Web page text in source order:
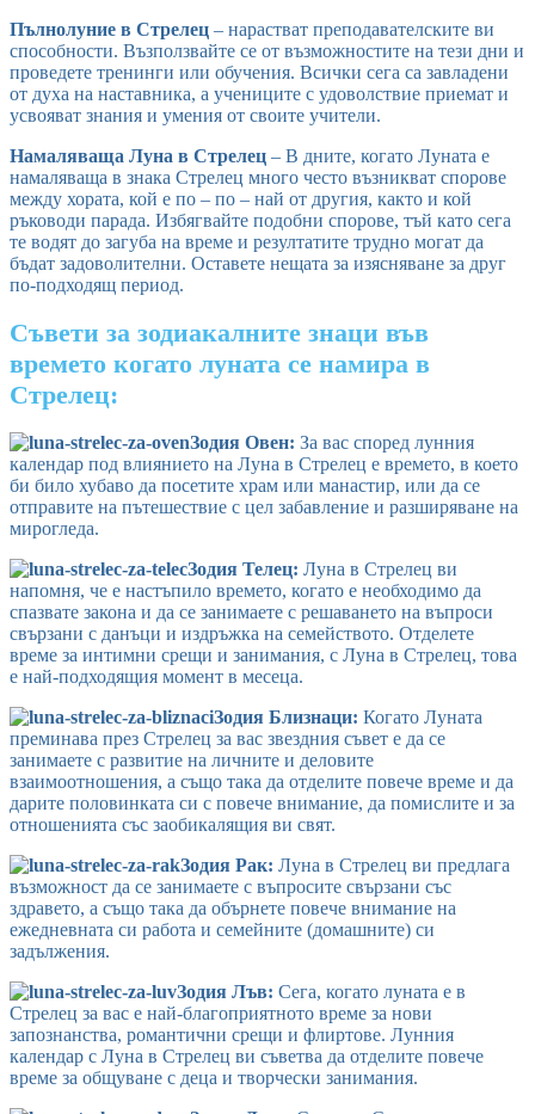
Пълнолуние в Стрелец – нарастват преподавателските ви
способности. Възползвайте се от възможностите на тези дни и
проведете тренинги или обучения. Всички сега са завладени
от духа на наставника, а учениците с удоволствие приемат и
усвояват знания и умения от своите учители.
Намаляваща Луна в Стрелец – В дните, когато Луната е
намаляваща в знака Стрелец много често възникват спорове
между хората, кой е по – по – най от другия, както и кой
ръководи парада. Избягвайте подобни спорове, тъй като сега
те водят до загуба на време и резултатите трудно могат да
бъдат задоволителни. Оставете нещата за изясняване за друг
по-подходящ период.
Съвети за зодиакалните знаци във
времето когато луната се намира в
Стрелец:
Зодия Овен: За вас според лунния
календар под влиянието на Луна в Стрелец е времето, в което
би било хубаво да посетите храм или манастир, или да се
отправите на пътешествие с цел забавление и разширяване на
мирогледа.
Зодия Телец: Луна в Стрелец ви
напомня, че е настъпило времето, когато е необходимо да
спазвате закона и да се занимаете с решаването на въпроси
свързани с данъци и издръжка на семейството. Отделете
време за интимни срещи и занимания, с Луна в Стрелец, това
е най-подходящия момент в месеца.
Зодия Близнаци: Когато Луната
преминава през Стрелец за вас звездния съвет е да се
занимаете с развитие на личните и деловите
взаимоотношения, а също така да отделите повече време и да
дарите половинката си с повече внимание, да помислите и за
отношенията със заобикалящия ви свят.
Зодия Рак: Луна в Стрелец ви предлага
възможност да се занимаете с въпросите свързани със
здравето, а също така да обърнете повече внимание на
ежедневната си работа и семейните (домашните) си
задължения.
Зодия Лъв: Сега, когато луната е в
Стрелец за вас е най-благоприятното време за нови
запознанства, романтични срещи и флиртове. Лунния
календар с Луна в Стрелец ви съветва да отделите повече
време за общуване с деца и творчески занимания.